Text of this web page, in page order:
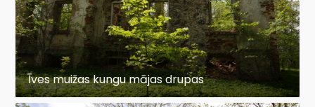
Īves muižas kungu mājas drupas